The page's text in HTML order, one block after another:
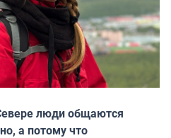
люди общаются
а потому что